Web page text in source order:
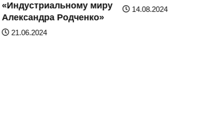
«Индустриальному миру
Александра Родченко»
21.06.2024
14.08.2024